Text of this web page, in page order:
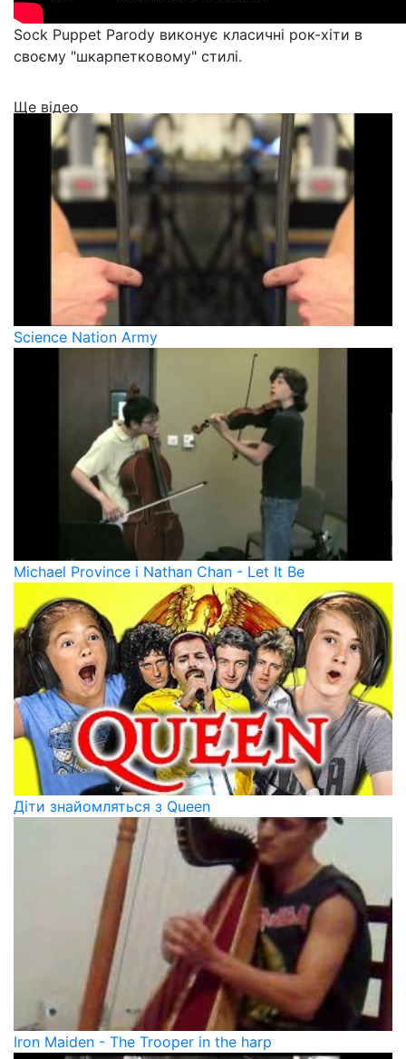
Sock Puppet Parody виконує класичні рок-хіти в
своєму "шкарпетковому" стилі.
Ще відео
Science Nation Army
Michael Province і Nathan Chan - Let It Be
Діти знайомляться з Queen
Iron Maiden - The Trooper in the harp